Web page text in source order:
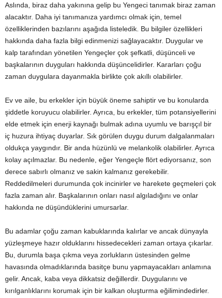
Aslında, biraz daha yakınına gelip bu Yengeci tanımak biraz zaman
alacaktır. Daha iyi tanımanıza yardımcı olmak için, temel
özelliklerinden bazılarını aşağıda listeledik. Bu bilgiler özellikleri
hakkında daha fazla bilgi edinmenizi sağlayacaktır. Duygular ve
kalp tarafından yönetilen Yengeçler çok şefkatli, düşünceli ve
başkalarının duyguları hakkında düşüncelidirler. Kararları çoğu
zaman duygulara dayanmakla birlikte çok akıllı olabilirler.
Ev ve aile, bu erkekler için büyük öneme sahiptir ve bu konularda
şiddetle koruyucu olabilirler. Ayrıca, bu erkekler, tüm potansiyellerini
elde etmek için enerji kaynağı bulmak adına uyumlu ve barışçıl bir
iç huzura ihtiyaç duyarlar. Sık görülen duygu durum dalgalanmaları
oldukça yaygındır. Bir anda hüzünlü ve melankolik olabilirler. Ayrıca
kolay açılmazlar. Bu nedenle, eğer Yengeçle flört ediyorsanız, son
derece sabırlı olmanız ve sakin kalmanız gerekebilir.
Reddedilmeleri durumunda çok incinirler ve harekete geçmeleri çok
fazla zaman alır. Başkalarının onları nasıl algıladığını ve onlar
hakkında ne düşündüklerini umursarlar.
Bu adamlar çoğu zaman kabuklarında kalırlar ve ancak dünyayla
yüzleşmeye hazır olduklarını hissedecekleri zaman ortaya çıkarlar.
Bu, durumla başa çıkma veya zorlukların üstesinden gelme
havasında olmadıklarında basitçe bunu yapmayacakları anlamına
gelir. Ancak, kaba veya dikkatsiz değillerdir. Duygularını ve
kırılganlıklarını korumak için bir kalkan oluşturma eğilimindedirler.